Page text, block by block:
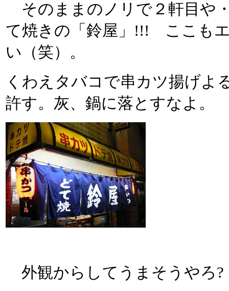
そのままのノリで２軒目や
て焼きの「鈴屋」!!! ここも
い（笑）。
くわえタバコで串カツ揚げ
許す。灰、鍋に落とすなよ。
外観からしてうまそうやろ